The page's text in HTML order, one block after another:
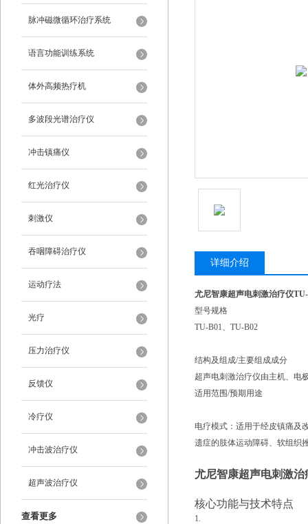
脉冲磁微循环治疗系统
语言功能训练系统
体外高频热疗机
多波段光谱治疗仪
冲击镇痛仪
红光治疗仪
刺激仪
吞咽障碍治疗仪
运动疗法
光疗
压力治疗仪
反馈仪
冷疗仪
冲击波治疗仪
超声波治疗仪
查看更多
详细介绍
尤尼智康超声电刺激治疗仪
型号规格
TU-B01、TU-B02
结构及组成/主要组成成分
超声电刺激治疗仪由主机、电
适用范围/预期用途
电疗模式：适用于经皮镇痛及
遗症的肢体运动障碍、软组织
尤尼智康超声电刺激治
核心功能与技术特点
1.